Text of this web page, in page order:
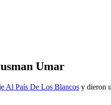
Umar
Al País De Los Blancos y dieron